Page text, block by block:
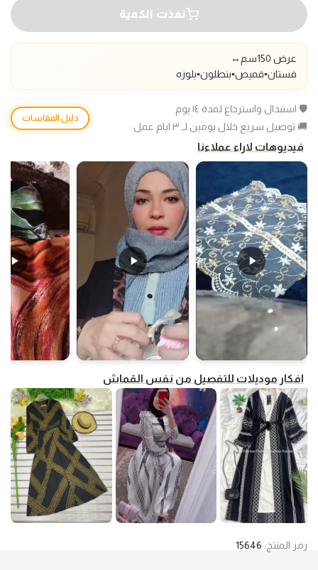
نفذت الكمية
عرض 150سم
↔️
فستان▪️قميص▪️بنطلون▪️بلوزه
🛡️ استبدال واسترجاع لمدة ١٤ يوم
🚚 توصيل سريع خلال يومين لـ ٣ ايام عمل
دليل المقاسات
فيديوهات لاراء عملاءنا
افكار موديلات للتفصيل من نفس القماش
رمز المنتج: 15646